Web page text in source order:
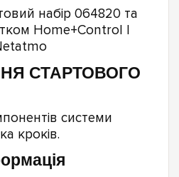
СТАРТОВОГО
системи
кроків.